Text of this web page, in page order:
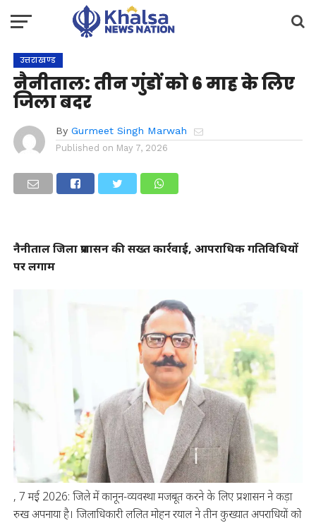
उत्तराखण्ड
नैनीताल: तीन गुंडों को 6 माह के लिए
जिला बदर
By Gurmeet Singh Marwah
Published on May 7, 2026
नैनीताल जिला प्रशासन की सख्त कार्रवाई, आपराधिक गतिविधियों
पर लगाम
, 7 मई 2026: जिले में कानून-व्यवस्था मजबूत करने के लिए प्रशासन ने कड़ा
रुख अपनाया है। जिलाधिकारी ललित मोहन रयाल ने तीन कुख्यात अपराधियों को